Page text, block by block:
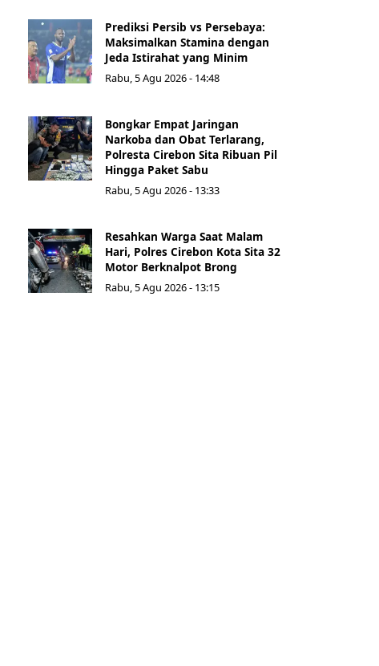
Prediksi Persib vs Persebaya:
Maksimalkan Stamina dengan
Jeda Istirahat yang Minim
Rabu, 5 Agu 2026 - 14:48
Bongkar Empat Jaringan
Narkoba dan Obat Terlarang,
Polresta Cirebon Sita Ribuan Pil
Hingga Paket Sabu
Rabu, 5 Agu 2026 - 13:33
Resahkan Warga Saat Malam
Hari, Polres Cirebon Kota Sita 32
Motor Berknalpot Brong
Rabu, 5 Agu 2026 - 13:15